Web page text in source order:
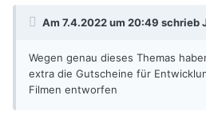
Am 7.4.2022 um 20:49 schrieb
Wegen genau dieses Themas
extra die Gutscheine für
Filmen entworfen